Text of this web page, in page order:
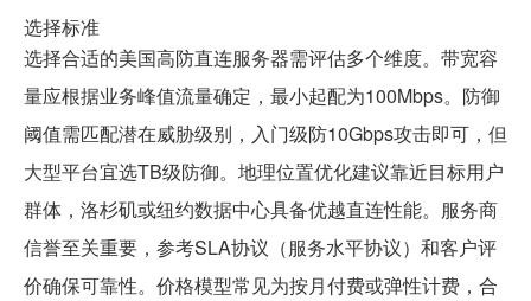
选择标准
选择合适的美国高防直连服务器需评估多个维度。带宽容
量应根据业务峰值流量确定，最小起配为100Mbps。防御
阈值需匹配潜在威胁级别，入门级防10Gbps攻击即可，但
大型平台宜选TB级防御。地理位置优化建议靠近目标用户
群体，洛杉矶或纽约数据中心具备优越直连性能。服务商
信誉至关重要，参考SLA协议（服务水平协议）和客户评
价确保可靠性。价格模型常见为按月付费或弹性计费，合